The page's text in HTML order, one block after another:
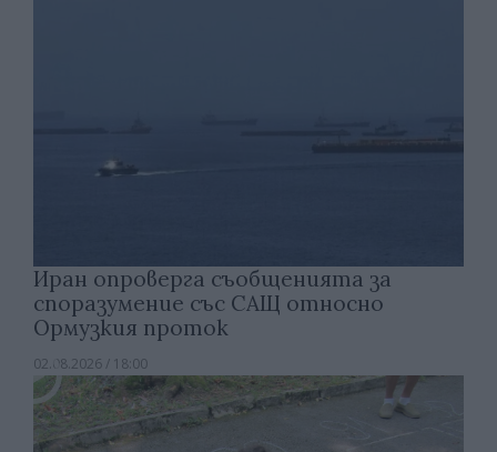
Иран опроверга съобщенията за
споразумение със САЩ относно
Ормузкия проток
02.08.2026 / 18:00